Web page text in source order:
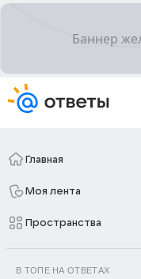
Главная
Моя лента
Пространства
В ТОПЕ НА ОТВЕТАХ